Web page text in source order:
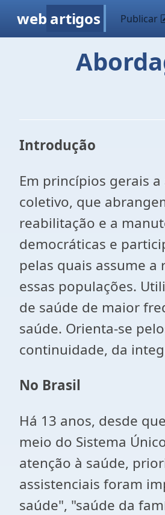
web artigos Publicar
Introdução
Em princípios gerais
coletivo, que
reabilitação e a
democráticas e
pelas quais assume
essas populações.
de saúde de maior
saúde. Orienta-se
continuidade, da
No Brasil
Há 13 anos, desde
meio do Sistema
atenção à saúde,
assistenciais foram
saúde", "saúde da